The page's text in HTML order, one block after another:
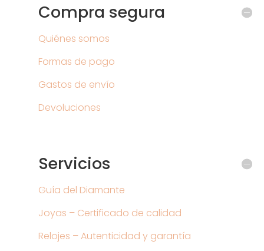
Compra segura
Quiénes somos
Formas de pago
Gastos de envío
Devoluciones
Servicios
Guía del Diamante
Joyas – Certificado de calidad
Relojes – Autenticidad y garantía